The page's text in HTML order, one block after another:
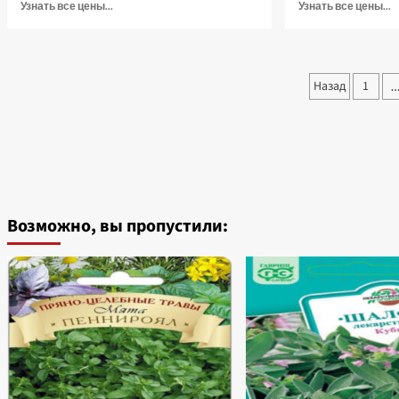
Узнать все цены... Узнать все цены...
Назад 1 …
Возможно, вы пропустили: